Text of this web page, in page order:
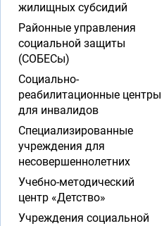
жилищных субсидий
Районные управления
социальной защиты
(СОБЕСы)
Социально-
реабилитационные центры
для инвалидов
Специализированные
учреждения для
несовершеннолетних
Учебно-методический
центр «Детство»
Учреждения социальной